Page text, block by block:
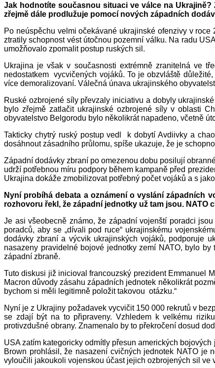
Jak hodnotíte současnou situaci ve válce na
zřejmě dále prodlužuje pomocí nových západních
Po neúspěchu velmi očekávané ukrajinské ofenzivy v
ztratily schopnost vést útočnou pozemní válku. Na radu
umožňovalo zpomalit postup ruských sil.
Ukrajina je však v současnosti extrémně zranitelná ve
nedostatkem vycvičených vojáků. To je obzvláště
více demoralizovaní. Válečná únava ukrajinského
Ruské ozbrojené síly převzaly iniciativu a dobyly
bylo zřejmě zatlačit ukrajinské ozbrojené síly v oblasti
obyvatelstvo Belgorodu bylo několikrát napadeno, včetně
Takticky chytrý ruský postup vedl k dobytí Avdiivky a
dosáhnout zásadního průlomu, spíše ukazuje, že je
Západní dodávky zbraní po omezenou dobu posilují
udrží potřebnou míru podpory během kampaně před
Ukrajina dokáže zmobilizovat potřebný počet vojáků a s
Nyní probíhá debata a oznámení o vyslání západních
rozhovoru řekl, že západní jednotky už tam jsou.
Je asi všeobecně známo, že západní vojenští poradci
poradců, aby se „dívali pod ruce“ ukrajinskému
dodávky zbraní a výcvik ukrajinských vojáků, podporuje
nasazeny pravidelné bojové jednotky zemí NATO, bylo
západní zbraně.
Tuto diskusi již inicioval francouzský prezident Emmanuel
Macron důvody zásahu západních jednotek několikrát
bychom si měli legitimně položit takovou otázku.“
Nyní je z Ukrajiny požadavek vycvičit 150 000 rekrutů v
se zdají být na to připraveny. Vzhledem k velkému
protivzdušné obrany. Znamenalo by to překročení dosud
USA zatím kategoricky odmítly přesun amerických
Brown prohlásil, že nasazení cvičných jednotek NATO je
vyloučili jakoukoli vojenskou účast jejich ozbrojených sil ve